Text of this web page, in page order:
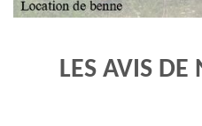
LES AVIS DE